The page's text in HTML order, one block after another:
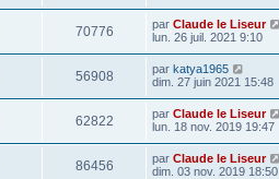
70776 par Claude le Liseur
lun. 26 juil. 2021 9:10
56908 par katya1965
dim. 27 juin 2021 15:48
62822 par Claude le Liseur
lun. 18 nov. 2019 19:47
86456 par Claude le Liseur
dim. 03 nov. 2019 18:50